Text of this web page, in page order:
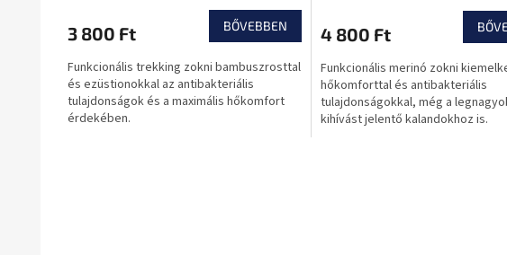
3 800 Ft BŐVEBBEN
Funkcionális trekking zokni bambuszrosttal
és ezüstionokkal az antibakteriális
tulajdonságok és a maximális hőkomfort
érdekében.
4 800 Ft
Funkcionális merinó zokni
hőkomforttal és antibakteriális
tulajdonságokkal, még a
kihívást jelentő kalandokhoz is.